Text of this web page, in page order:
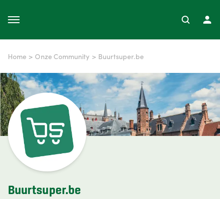
Home > Onze Community > Buurtsuper.be
Buurtsuper.be